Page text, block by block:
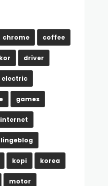
chrome coffee
driver
electric
games
internet
kopi korea
motor